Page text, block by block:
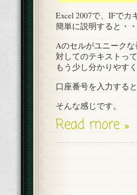
Excel 2007で、IFでカ
簡単に説明すると・・
Aのセルがユニーク
対してのテキストって
もう少し分かりやす
口座番号を入力する
そんな感じです。
Read more »